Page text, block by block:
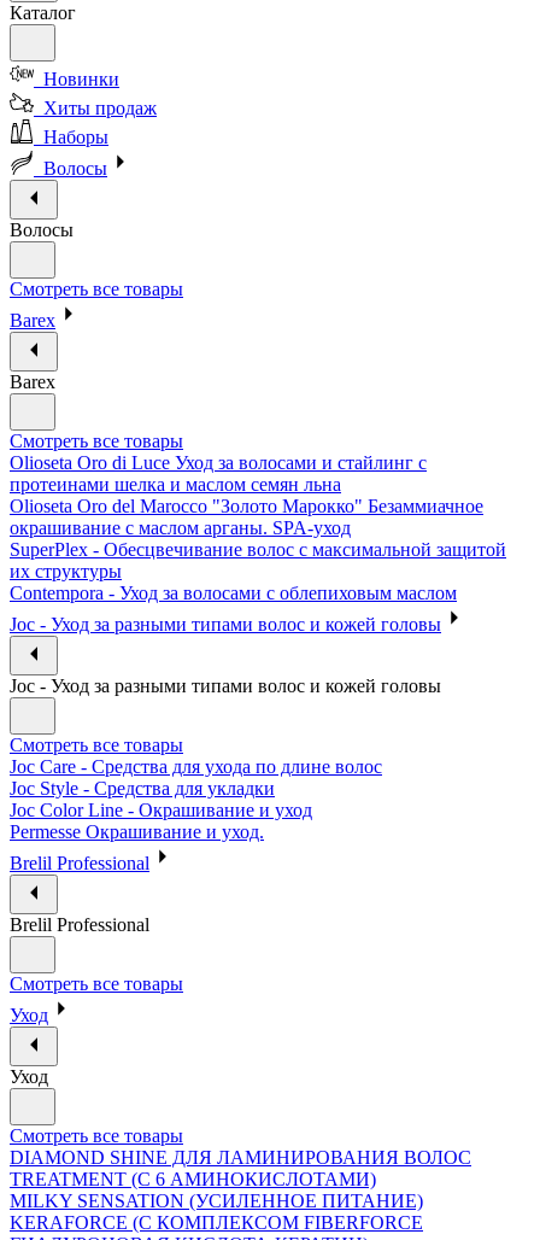
Каталог
Новинки
Хиты продаж
Наборы
Волосы
Волосы
Смотреть все товары
Barex
Barex
Смотреть все товары
Olioseta Oro di Luce Уход за волосами и стайлинг с
протеинами шелка и маслом семян льна
Olioseta Oro del Marocco "Золото Марокко" Безаммиачное
окрашивание с маслом арганы. SPA-уход
SuperPlex - Обесцвечивание волос с максимальной защитой
их структуры
Contempora - Уход за волосами с облепиховым маслом
Joc - Уход за разными типами волос и кожей головы
Joc - Уход за разными типами волос и кожей головы
Смотреть все товары
Joc Care - Средства для ухода по длине волос
Joc Style - Средства для укладки
Joc Color Line - Окрашивание и уход
Permesse Окрашивание и уход.
Brelil Professional
Brelil Professional
Смотреть все товары
Уход
Уход
Смотреть все товары
DIAMOND SHINE ДЛЯ ЛАМИНИРОВАНИЯ ВОЛОС
TREATMENT (С 6 АМИНОКИСЛОТАМИ)
MILKY SENSATION (УСИЛЕННОЕ ПИТАНИЕ)
KERAFORCE (С КОМПЛЕКСОМ FIBERFORCE